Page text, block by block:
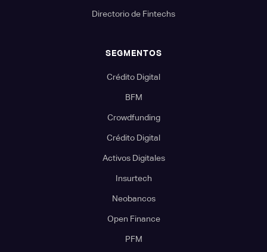
Directorio de Fintechs
SEGMENTOS
Crédito Digital
BFM
Crowdfunding
Crédito Digital
Activos Digitales
Insurtech
Neobancos
Open Finance
PFM